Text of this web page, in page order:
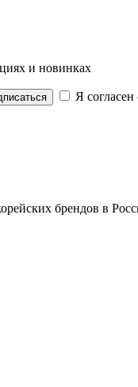
и новинках
Я согласен
брендов в